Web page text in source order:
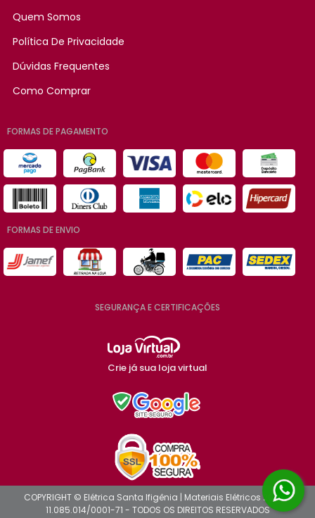
Quem Somos
Política De Privacidade
Dúvidas Frequentes
Como Comprar
FORMAS DE PAGAMENTO
FORMAS DE ENVIO
SEGURANÇA E CERTIFICAÇÕES
Crie já sua loja virtual
COPYRIGHT © Elétrica Santa Ifigênia | Materiais Elétricos 2026 -
11.085.014/0001-71 - TODOS OS DIREITOS RESERVADOS